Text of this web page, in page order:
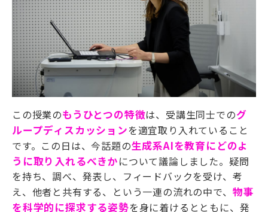
この授業のもうひとつの特徴は、受講生同士でのグ
ループディスカッションを適宜取り入れていること
です。 この日は、今話題の生成系AIを教育にどのよ
うに取り入れるべきかについて議論しました。疑問
を持ち、調べ、発表し、フィードバックを受け、考
え、他者と共有する、という一連の流れの中で、 物事
を科学的に探求する姿勢を身に着けるとともに、発